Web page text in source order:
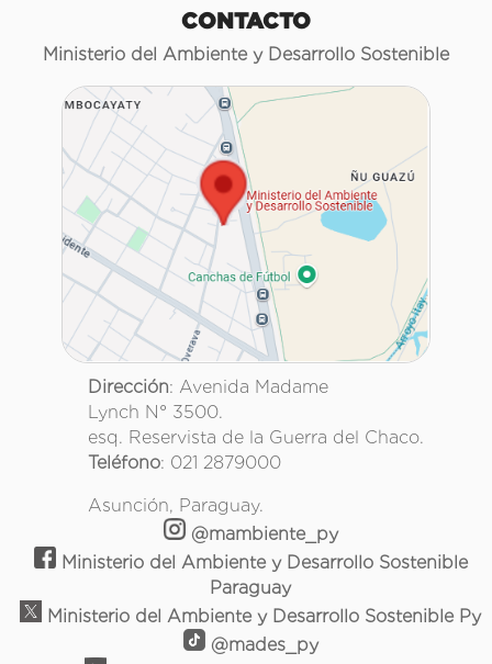
CONTACTO
Ministerio del Ambiente y Desarrollo Sostenible
Dirección: Avenida Madame
Lynch N° 3500.
esq. Reservista de la Guerra del Chaco.
Teléfono: 021 2879000
Asunción, Paraguay.
@mambiente_py
Ministerio del Ambiente y Desarrollo Sostenible
Paraguay
Ministerio del Ambiente y Desarrollo Sostenible Py
@mades_py